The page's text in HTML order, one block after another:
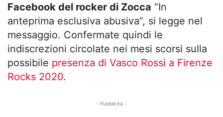
Facebook del rocker di Zocca “In
anteprima esclusiva abusiva”, si legge nel
messaggio. Confermate quindi le
indiscrezioni circolate nei mesi scorsi sulla
possibile presenza di Vasco Rossi a Firenze
Rocks 2020.
- Pubblicità -